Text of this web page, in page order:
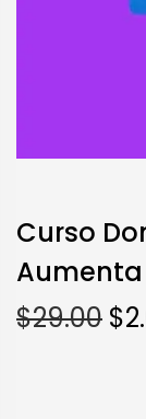
Curso
$29.00 $